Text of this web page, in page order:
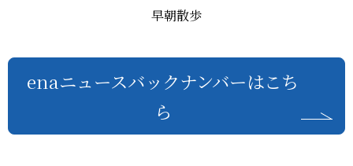
早朝散歩
enaニュースバックナンバーはこち
ら